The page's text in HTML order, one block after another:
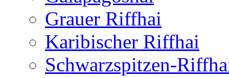
Grauer Riffhai
Karibischer Riffhai
Schwarzspitzen-